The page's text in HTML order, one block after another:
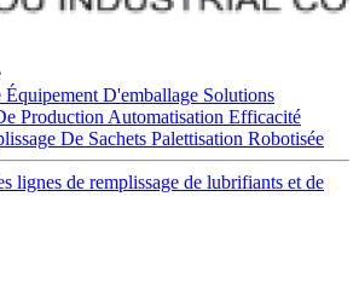
Équipement D'emballage Solutions
Production Automatisation Efficacité
De Sachets Palettisation Robotisée
lignes de remplissage de lubrifiants et de